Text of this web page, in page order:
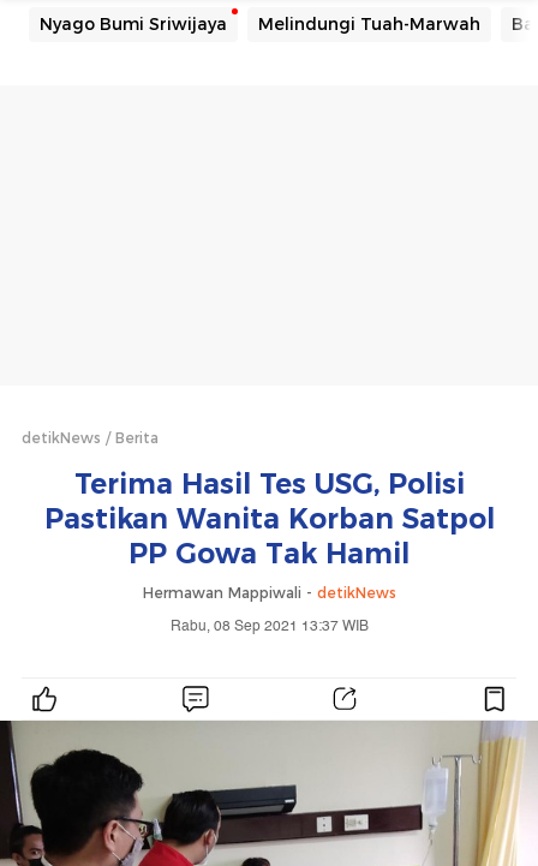
Nyago Bumi Sriwijaya Melindungi Tuah-Marwah
detikNews Berita
Terima Hasil Tes USG, Polisi
Pastikan Wanita Korban Satpol
PP Gowa Tak Hamil
Hermawan Mappiwali - detikNews
Rabu, 08 Sep 2021 13:37 WIB